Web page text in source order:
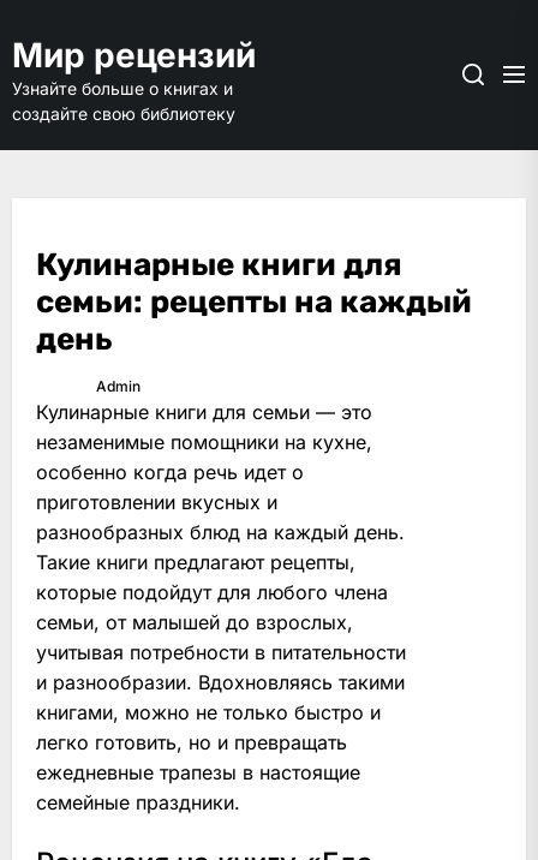
содержимому
Мир рецензий
Узнайте больше о книгах и
создайте свою библиотеку
Кулинарные книги для
семьи: рецепты на каждый
день
Admin
Кулинарные книги для семьи — это
незаменимые помощники на кухне,
особенно когда речь идет о
приготовлении вкусных и
разнообразных блюд на каждый день.
Такие книги предлагают рецепты,
которые подойдут для любого члена
семьи, от малышей до взрослых,
учитывая потребности в питательности
и разнообразии. Вдохновляясь такими
книгами, можно не только быстро и
легко готовить, но и превращать
ежедневные трапезы в настоящие
семейные праздники.